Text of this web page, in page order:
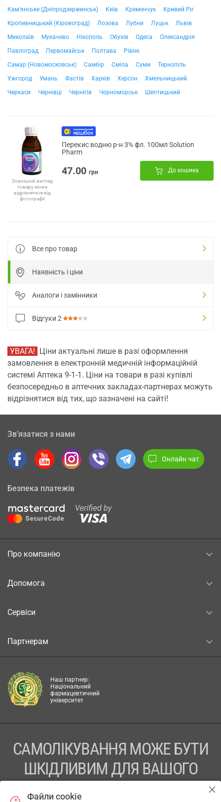
Кам'янське (Дніпродзержинськ)
Київ Кременчук
Кривий Ріг
Кропивницький (Кіровоград)
Лозова Лубни Луцьк
Львів
Миколаїв
Мукачево Нікополь Обухів Одеса
Олександрія
Павлоград
Первомайськ Полтава
Рівне
Самар (Новомосковськ)
Самбір Сміла Суми
Тернопіль
Ужгород
Умань Фастів Харків Херсон
Хмельницький
Черкаси
Чернівці Чернігів Чорноморськ Шептицький
Зовнішній вигляд
товару може
відрізнятися від
фотографії
Перекис водню р-н 3% фл. 100мл Solution
Pharm
47.00 грн До кошика
Все про товар
Наявність і ціни
Аналоги і замінники
Відгуки 2
УВАГА! Ціни актуальні лише в разі оформлення
замовлення в електронній медичній інформаційній
системі Аптека 9-1-1. Ціни на товари в разі купівлі
безпосередньо в аптечних закладах-партнерах можуть
відрізнятися від тих, що зазначені на сайті!
Зв’язатися з нами
Онлайн чат
Безпека платежів
Про компанію
Допомога
Сервіси
Партнерам
Наш партнер:
Національний
фармацевтичний
університет
САМОЛІКУВАННЯ МОЖЕ БУТИ
ШКІДЛИВИМ ДЛЯ ВАШОГО
Файли cookie